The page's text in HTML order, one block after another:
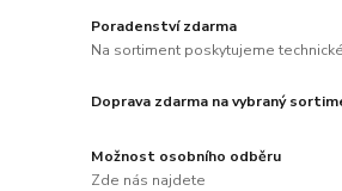
Poradenství zdarma
Na sortiment poskytujeme
Doprava zdarma na vybraný
Možnost osobního odběru
Zde nás najdete